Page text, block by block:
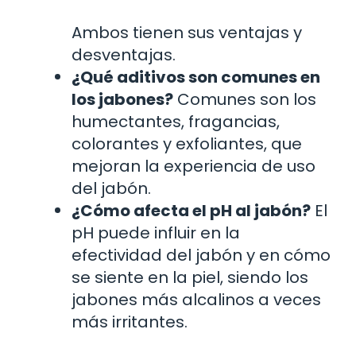
Ambos tienen sus ventajas y
desventajas.
¿Qué aditivos son comunes en
los jabones? Comunes son los
humectantes, fragancias,
colorantes y exfoliantes, que
mejoran la experiencia de uso
del jabón.
¿Cómo afecta el pH al jabón? El
pH puede influir en la
efectividad del jabón y en cómo
se siente en la piel, siendo los
jabones más alcalinos a veces
más irritantes.